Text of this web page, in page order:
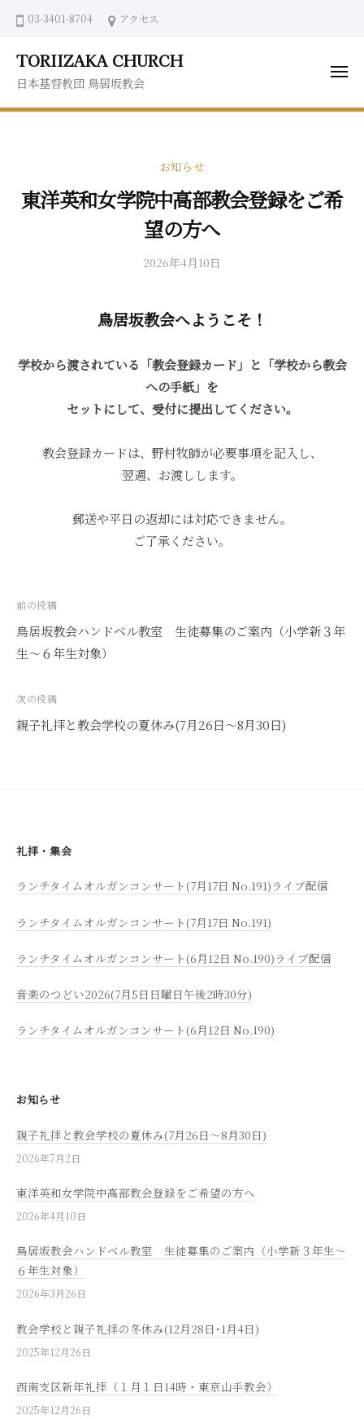
03-3401-8704 アクセス
TORIIZAKA CHURCH
日本基督教団 鳥居坂教会
メ
ュ
お知らせ
東洋英和女学院中高部教会登録をご希
望の方へ
2026年4月10日
居
教
e
運
営
鳥居坂教会へようこそ！
学校から渡されている「教会登録カード」と「学校から教会
への手紙」を
セットにして、受付に提出してください。
教会登録カードは、野村牧師が必要事項を記入し、
翌週、お渡しします。
郵送や平日の返却には対応できません。
ご了承ください。
投
稿
ナ
ゲ
ー
前の投稿
鳥居坂教会ハンドベル教室 生徒募集のご案内（小学新３年
生～６年生対象）
次の投稿
親子礼拝と教会学校の夏休み(7月26日～8月30日)
礼拝・集会
ランチタイムオルガンコンサート(7月17日 No.191)ライブ配信
ランチタイムオルガンコンサート(7月17日 No.191)
ランチタイムオルガンコンサート(6月12日 No.190)ライブ配信
音楽のつどい2026(7月5日日曜日午後2時30分)
ランチタイムオルガンコンサート(6月12日 No.190)
お知らせ
親子礼拝と教会学校の夏休み(7月26日～8月30日)
2026年7月2日
東洋英和女学院中高部教会登録をご希望の方へ
2026年4月10日
鳥居坂教会ハンドベル教室 生徒募集のご案内（小学新３年生～
６年生対象）
2026年3月26日
教会学校と親子礼拝の冬休み(12月28日･1月4日)
2025年12月26日
西南支区新年礼拝（１月１日14時・東京山手教会）
2025年12月26日